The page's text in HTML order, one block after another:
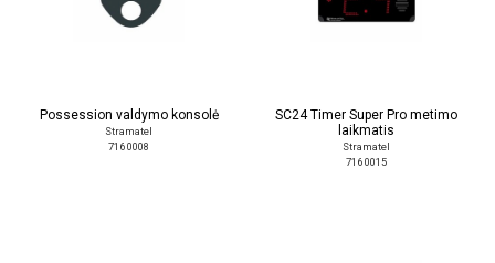
Possession valdymo konsolė
Stramatel
716 0008
SC24 Timer Super Pro metimo
laikmatis
Stramatel
716 0015